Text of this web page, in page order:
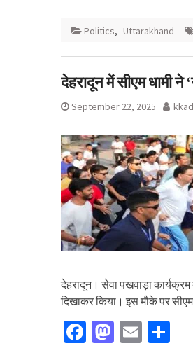
Politics, Uttarakhand
देहरादून में सीएम धामी ने
September 22, 2025
देहरादून। सेवा पखवाड़ा कार्यक्रम
दिखाकर किया। इस मौके पर
Facebook
Mastodon
Email